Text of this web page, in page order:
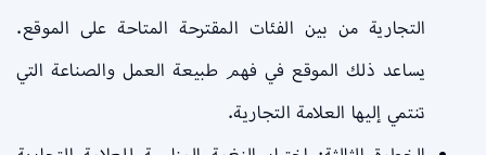
التجارية من بين الفئات المقترحة المتاحة على الموقع.
يساعد ذلك الموقع في فهم طبيعة العمل والصناعة التي
تنتمي إليها العلامة التجارية.